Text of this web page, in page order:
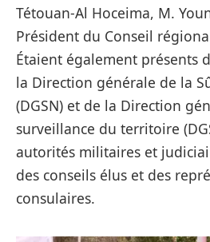
Tétouan-Al Hoceima, M.
Président du Conseil
Étaient également présents
la Direction générale de la
(DGSN) et de la Direction
surveillance du territoire
autorités militaires et
des conseils élus et des
consulaires.